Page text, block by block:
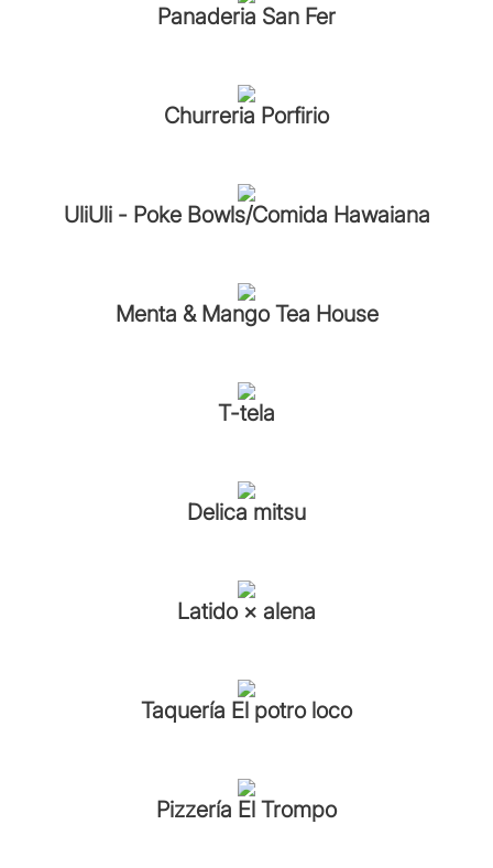
Panaderia San Fer
Churreria Porfirio
UliUli - Poke Bowls/Comida Hawaiana
Menta & Mango Tea House
T-tela
Delica mitsu
Latido × alena
Taquería El potro loco
Pizzería El Trompo